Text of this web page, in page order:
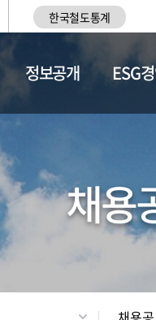
한국철도통계
정보공개 ESG
채용